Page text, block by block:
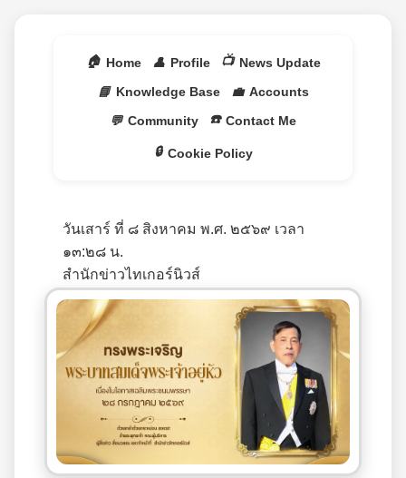
🏠 Home 👤 Profile 📺 News Update
📘 Knowledge Base 💼 Accounts
💬 Community ☎️ Contact Me
🔒 Cookie Policy
วันเสาร์ ที่ ๘ สิงหาคม พ.ศ. ๒๕๖๙ เวลา
๑๓:๒๘ น.
สำนักข่าวไทเกอร์นิวส์